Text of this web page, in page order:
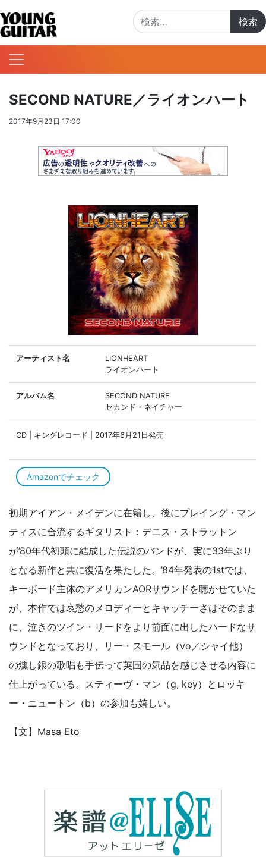
SECOND NATURE／ライオンハート
2017年9月23日 17:00
アーティスト名
LIONHEART
ライオンハート
アルバム名
SECOND NATURE
セカンド・ネイチャー
CD | キングレコード | 2017年6月21日発売
Amazonでチェック
初期アイアン・メイデンに在籍し、後にプレイング・マン
ティスに合流するギタリスト：デニス・ストラットン
が’80年代初頭に結成した伝説のバンドが、実に33年ぶり
となる新作と共に復活を果たした。’84年発表の1stでは、
キーボード主体のアメリカンAORサウンドを聴かせていた
が、本作では哀愁のメロディーとキャッチーさはそのまま
に、泣きのツイン・リードをより前面に出したハードなサ
ウンドとなっており、リー・スモール（vo／シャイ他）
の燻し銀の歌唱も手伝って英国の気品を感じさせる内容に
仕上がっている。スティーヴ・マン（g, key）とロッキ
ー・ニュートン（b）の参加も嬉しい。
【文】Masa Eto